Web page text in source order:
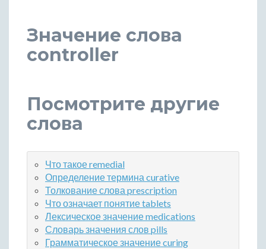
Значение слова
controller
Посмотрите другие
слова
Что такое remedial
Определение термина curative
Толкование слова prescription
Что означает понятие tablets
Лексическое значение medications
Словарь значения слов pills
Грамматическое значение curing